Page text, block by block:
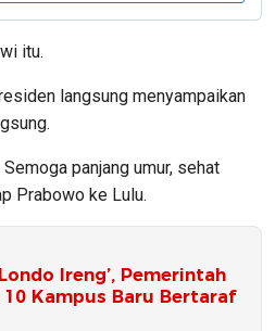
itu.
langsung menyampaikan
panjang umur, sehat
Prabowo ke Lulu.
Ireng’, Pemerintah
10 Kampus Baru Bertaraf